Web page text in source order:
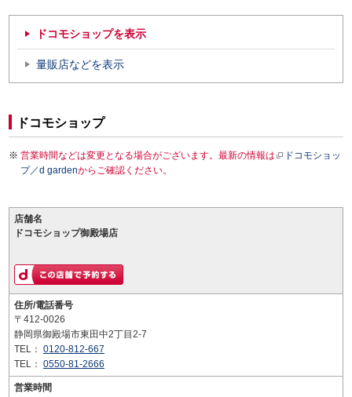
ドコモショップを表示
量販店などを表示
ドコモショップ
営業時間などは変更となる場合がございます。最新の情報は
ドコモショッ
プ／d gardenからご確認ください。
店舗名
ドコモショップ御殿場店
住所/電話番号
〒412-0026
静岡県御殿場市東田中2丁目2-7
TEL： 0120-812-667
TEL： 0550-81-2666
営業時間